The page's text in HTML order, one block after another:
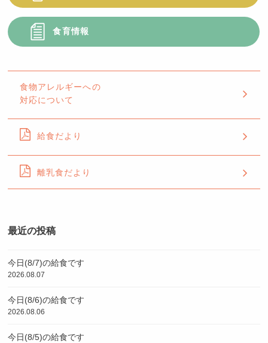
食育情報
食物アレルギーへの
対応について
給食だより
離乳食だより
最近の投稿
今日(8/7)の給食です
2026.08.07
今日(8/6)の給食です
2026.08.06
今日(8/5)の給食です